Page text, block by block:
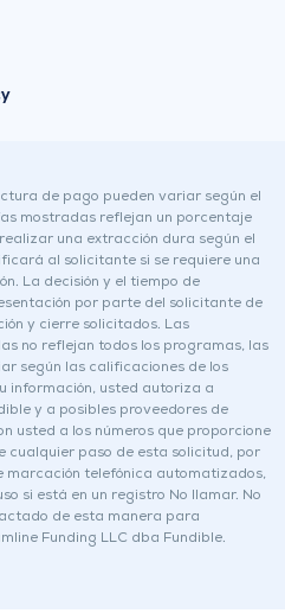
de pago pueden variar según el
mostradas reflejan un porcentaje
una extracción dura según el
al solicitante si se requiere una
La decisión y el tiempo de
por parte del solicitante de
y cierre solicitados. Las
no reflejan todos los programas, las
según las calificaciones de los
información, usted autoriza a
y a posibles proveedores de
usted a los números que proporcione
cualquier paso de esta solicitud, por
marcación telefónica automatizados,
si está en un registro No llamar. No
de esta manera para
Funding LLC dba Fundible.